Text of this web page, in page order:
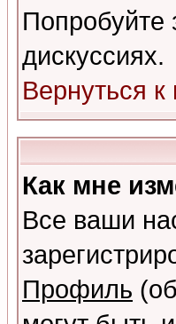
Попробуйте
дискуссиях.
Вернуться к
Как мне
Все ваши
Профиль